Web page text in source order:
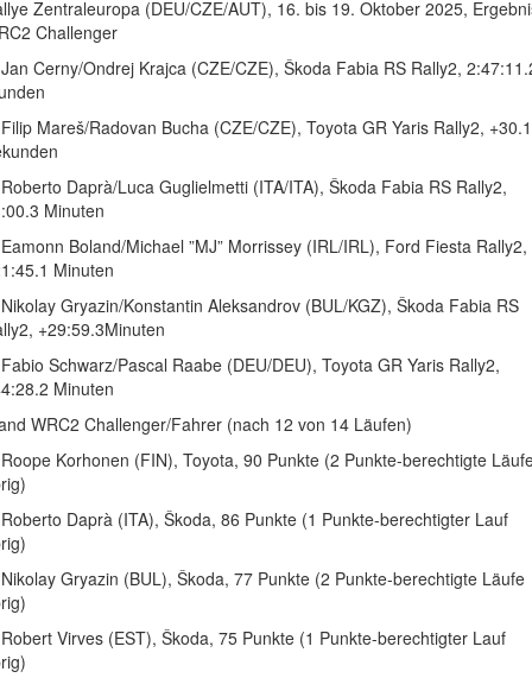
Zentraleuropa (DEU/CZE/AUT), 16. bis 19. Oktober 2025,
Challenger
Cerny/Ondrej Krajca (CZE/CZE), Škoda Fabia RS Rally2,
Mareš/Radovan Bucha (CZE/CZE), Toyota GR Yaris Rally2, +30.1
Daprà/Luca Guglielmetti (ITA/ITA), Škoda Fabia RS Rally2,
Minuten
Boland/Michael ”MJ” Morrissey (IRL/IRL), Ford Fiesta Rally2,
Minuten
Gryazin/Konstantin Aleksandrov (BUL/KGZ), Škoda Fabia RS
+29:59.3Minuten
Schwarz/Pascal Raabe (DEU/DEU), Toyota GR Yaris Rally2,
Minuten
WRC2 Challenger/Fahrer (nach 12 von 14 Läufen)
Korhonen (FIN), Toyota, 90 Punkte (2 Punkte-berechtigte
Daprà (ITA), Škoda, 86 Punkte (1 Punkte-berechtigter Lauf
Gryazin (BUL), Škoda, 77 Punkte (2 Punkte-berechtigte Läufe
Virves (EST), Škoda, 75 Punkte (1 Punkte-berechtigter Lauf